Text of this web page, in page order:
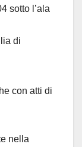
sotto l’ala
di
con atti di
nella